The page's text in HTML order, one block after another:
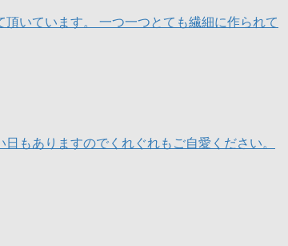
いています。 一つ一つとても繊細に作られて
ありますのでくれぐれもご自愛ください。